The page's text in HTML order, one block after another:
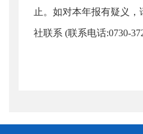
止。如对本年报有疑义
社联系 (联系电话:0730-